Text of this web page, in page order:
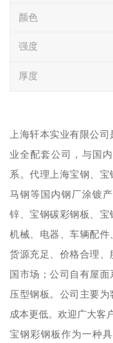
颜色
强度
厚度
上海轩本实业有限公
业全配套公司，与国
系。代理上海宝钢、宝
马钢等国内钢厂涂镀
锌、宝钢碳彩钢板、宝
机械、电器、车辆配件
货源充足、价格合理
国市场；公司自有屋
压型钢板。公司主要为
成本更低。欢迎广大客
宝钢彩钢板作为一种